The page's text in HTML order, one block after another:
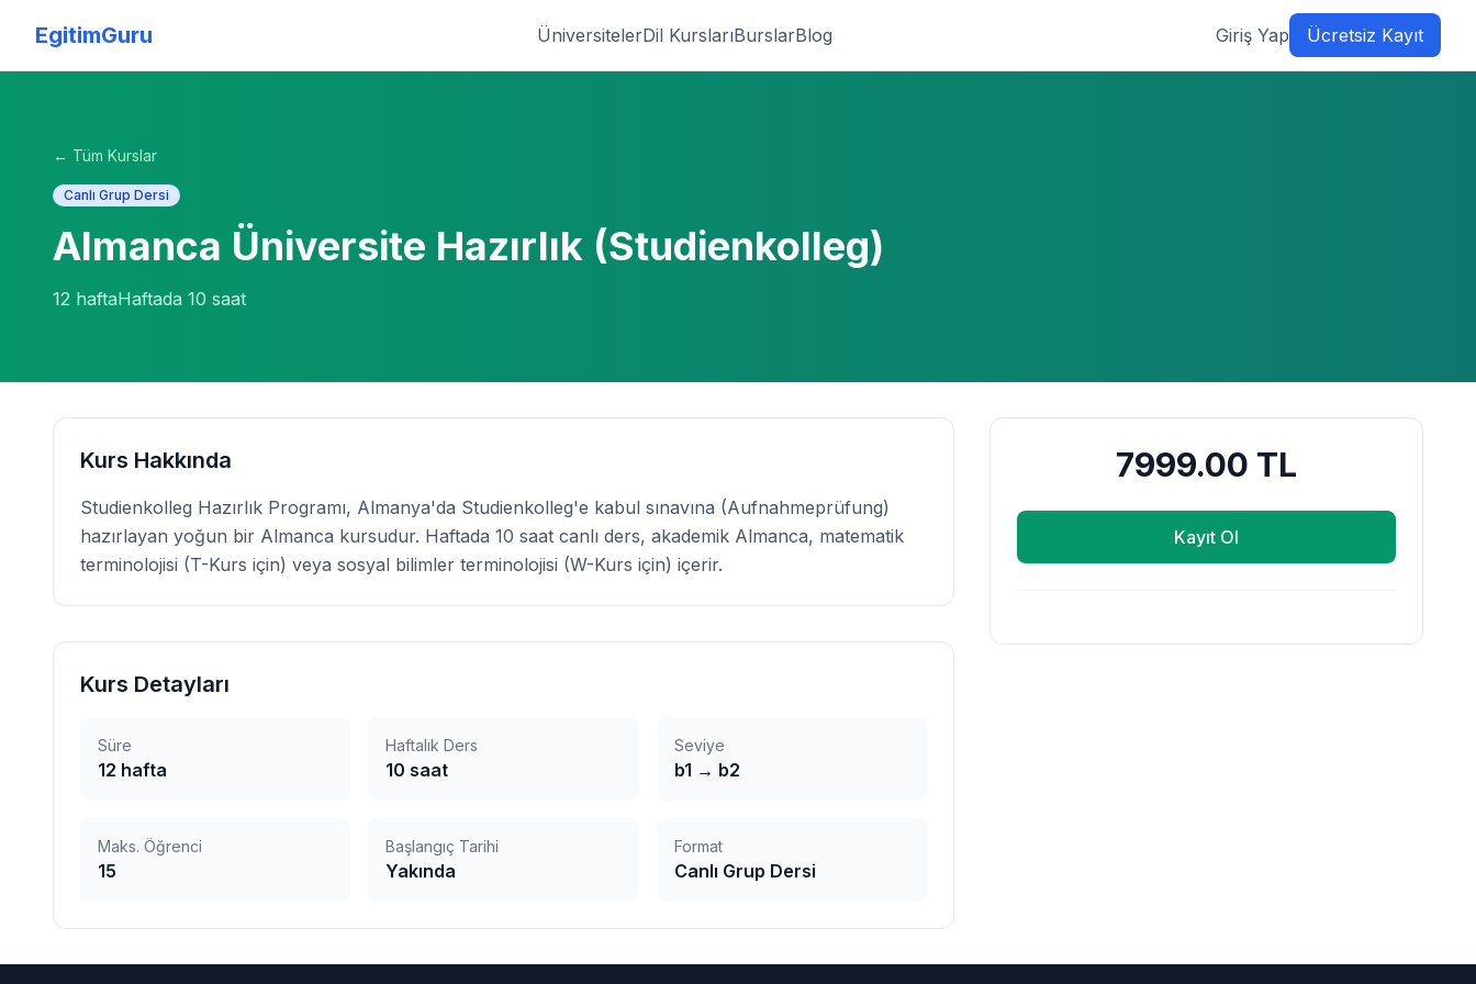
EgitimGuru ÜniversitelerDil KurslarıBurslarBlog Giriş Yap Ücretsiz Kayıt
← Tüm Kurslar
Canlı Grup Dersi
Almanca Üniversite Hazırlık (Studienkolleg)
12 haftaHaftada 10 saat
Kurs Hakkında
Studienkolleg Hazırlık Programı, Almanya'da Studienkolleg'e kabul sınavına (Aufnahmeprüfung)
hazırlayan yoğun bir Almanca kursudur. Haftada 10 saat canlı ders, akademik Almanca, matematik
terminolojisi (T-Kurs için) veya sosyal bilimler terminolojisi (W-Kurs için) içerir.
Kurs Detayları
Süre
12 hafta
Haftalık Ders
10 saat
Seviye
b1 → b2
Maks. Öğrenci
15
Başlangıç Tarihi
Yakında
Format
Canlı Grup Dersi
7999.00 TL
Kayıt Ol